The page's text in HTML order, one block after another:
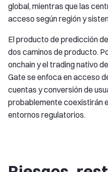
global, mientras que las
acceso según región y
El producto de predicción
dos caminos de producto.
onchain y el trading nativo
Gate se enfoca en acceso
cuentas y conversión de
probablemente coexistirán
entornos regulatorios.